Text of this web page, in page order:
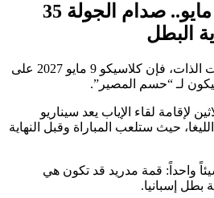
جحيم البرنابيو في مايو.. صدام الجولة 35
البطل
إذا كان كلاسيكو أكتوبر لإثبات الذات، فإن كلاسيكو 9 مايو 2027 على
لـ “حسم المصير”.
لإقامة لقاء الإياب يعد سيناريو
حيث ستلعب المباراة وقبل النهاية
واحداً: قمة مدريد قد تكون هي
بطل إسبانيا.